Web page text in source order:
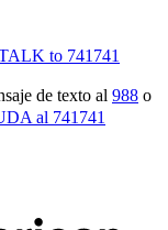
to 741741
de texto al 988 o
al 741741